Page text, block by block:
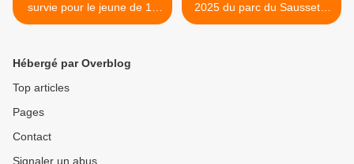
survie pour le jeune de 18
ans domicilié à Aulnay-
dans le parc de la
Poudrerie à Sevran
2025 du parc du Sausset à
Aulnay-sous-Bois et
Hébergé par Overblog
Top articles
Pages
Contact
Signaler un abus